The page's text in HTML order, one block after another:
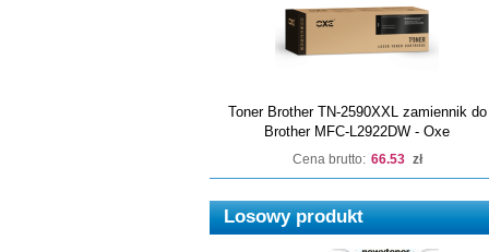
Toner Brother TN-2590XXL zamiennik do
Brother MFC-L2922DW - Oxe
Cena brutto: 66.53 zł
Losowy produkt